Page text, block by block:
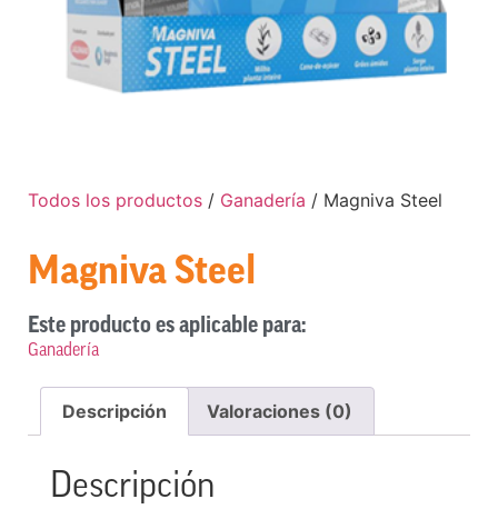
Todos los productos / Ganadería / Magniva Steel
Magniva Steel
Este producto es aplicable para:
Ganadería
Descripción Valoraciones (0)
Descripción